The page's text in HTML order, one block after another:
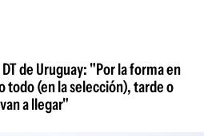
de Uruguay: "Por la forma en
todo (en la selección), tarde o
a llegar"